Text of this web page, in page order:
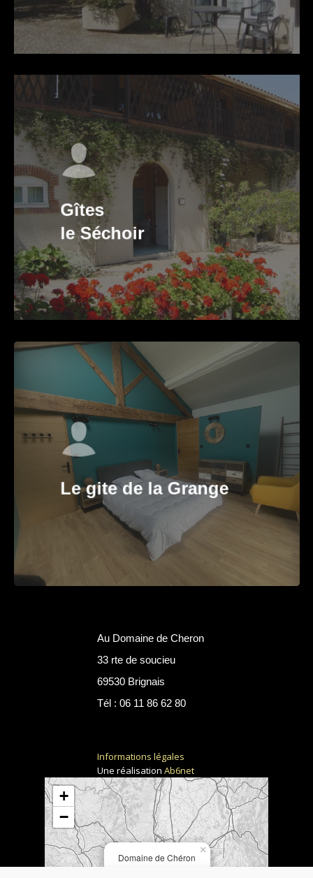
Gîtes
le Séchoir
Le gite de la Grange
Au Domaine de Cheron
33 rte de soucieu
69530 Brignais
Tél : 06 11 86 62 80
Informations légales
Une réalisation Ab6net
Domaine de Chéron
×
+
−